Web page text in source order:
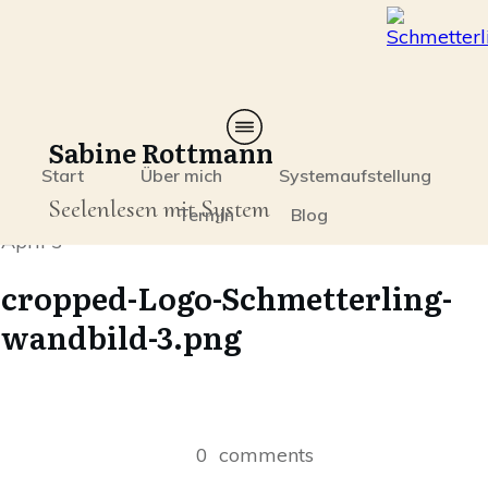
Start Über mich
Systemaufstellung
Termin
Blog
Sabine Rottmann
Seelenlesen mit System
April 3
cropped-Logo-Schmetterling-
wandbild-3.png
0 comments